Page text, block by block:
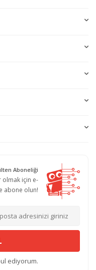
Aboneliği
olmak için e-
abone olun!
ediyorum.